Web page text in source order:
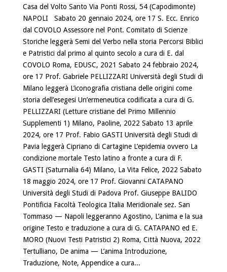
Casa del Volto Santo Via Ponti Rossi, 54 (Capodimonte)
NAPOLI Sabato 20 gennaio 2024, ore 17 S. Ecc. Enrico
dal COVOLO Assessore nel Pont. Comitato di Scienze
Storiche leggerà Semi del Verbo nella storia Percorsi Biblici
e Patristici dal primo al quinto secolo a cura di E. dal
COVOLO Roma, EDUSC, 2021 Sabato 24 febbraio 2024,
ore 17 Prof. Gabriele PELLIZZARI Università degli Studi di
Milano leggerà L’iconografia cristiana delle origini come
storia dell’esegesi Un’ermeneutica codificata a cura di G.
PELLIZZARI (Letture cristiane del Primo Millennio
Supplementi 1) Milano, Paoline, 2022 Sabato 13 aprile
2024, ore 17 Prof. Fabio GASTI Università degli Studi di
Pavia leggerà Cipriano di Cartagine L’epidemia ovvero La
condizione mortale Testo latino a fronte a cura di F.
GASTI (Saturnalia 64) Milano, La Vita Felice, 2022 Sabato
18 maggio 2024, ore 17 Prof. Giovanni CATAPANO
Università degli Studi di Padova Prof. Giuseppe BALIDO
Pontificia Facoltà Teologica Italia Meridionale sez. San
Tommaso — Napoli leggeranno Agostino, L’anima e la sua
origine Testo e traduzione a cura di G. CATAPANO ed E.
MORO (Nuovi Testi Patristici 2) Roma, Città Nuova, 2022
Tertulliano, De anima — L’anima Introduzione,
Traduzione, Note, Appendice a cura...